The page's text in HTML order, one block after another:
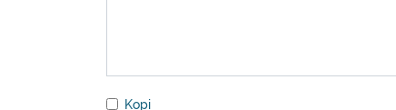
Kopi